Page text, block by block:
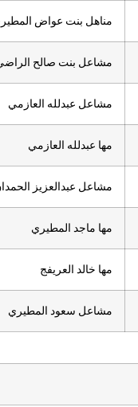
مناهل بنت عواض
مشاعل بنت صالح
مشاعل عبدلله العازمي
مها عبدلله العازمي
مشاعل عبدالعزيز
مها ماجد المطيري
مها خالد العريفج
مشاعل سعود المطيري